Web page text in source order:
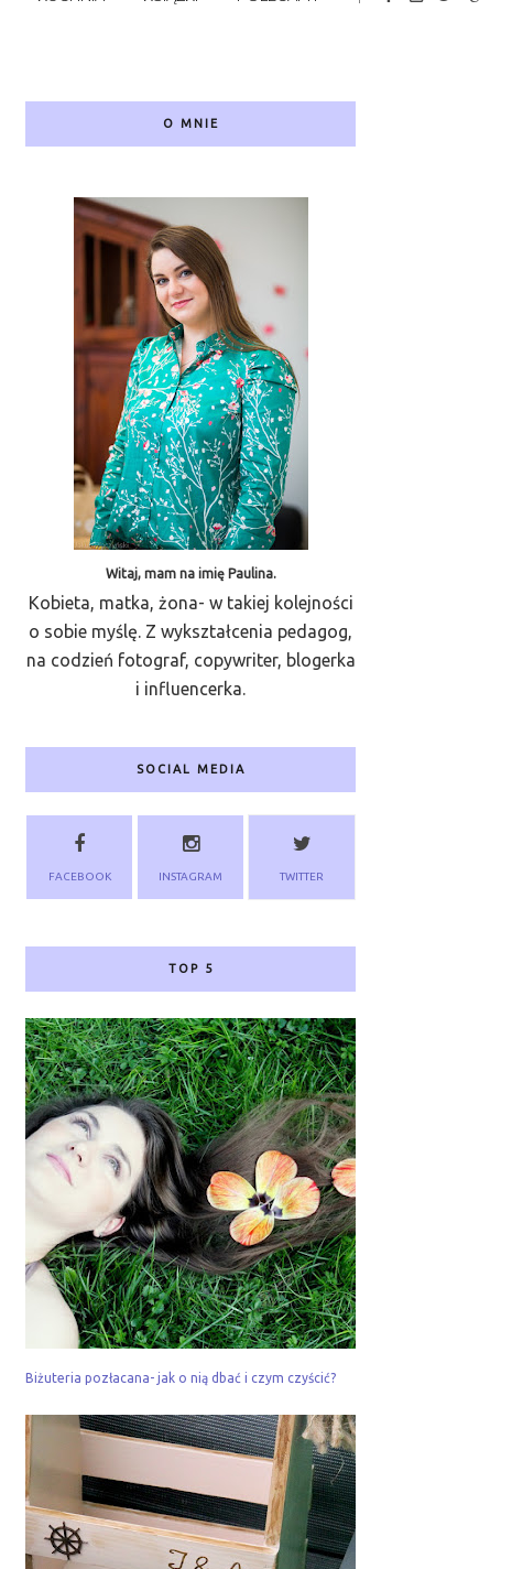
O MNIE
Witaj, mam na imię Paulina.
Kobieta, matka, żona- w takiej kolejności
o sobie myślę. Z wykształcenia pedagog,
na codzień fotograf, copywriter, blogerka
i influencerka.
SOCIAL MEDIA
FACEBOOK INSTAGRAM TWITTER
TOP 5
Biżuteria pozłacana- jak o nią dbać i czym czyścić?